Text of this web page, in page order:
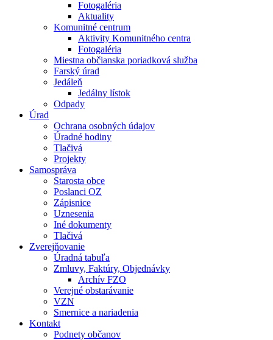
Fotogaléria
Aktuality
Komunitné centrum
Aktivity Komunitného centra
Fotogaléria
Miestna občianska poriadková služba
Farský úrad
Jedáleň
Jedálny lístok
Odpady
Úrad
Ochrana osobných údajov
Úradné hodiny
Tlačivá
Projekty
Samospráva
Starosta obce
Poslanci OZ
Zápisnice
Uznesenia
Iné dokumenty
Tlačivá
Zverejňovanie
Úradná tabuľa
Zmluvy, Faktúry, Objednávky
Archív FZO
Verejné obstarávanie
VZN
Smernice a nariadenia
Kontakt
Podnety občanov